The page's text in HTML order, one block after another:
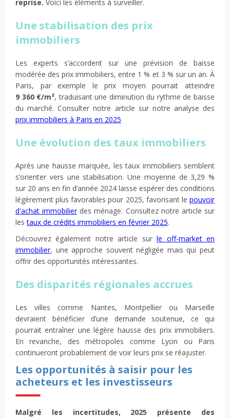
reprise. Voici les éléments à surveiller.
Une stabilisation des prix
immobiliers
Les experts s’accordent sur une prévision de baisse
modérée des prix immobiliers, entre 1 % et 3 % sur un an. À
Paris, par exemple le prix moyen pourrait atteindre
9 360 €/m², traduisant une diminution du rythme de baisse
du marché. Consulter notre article sur notre analyse des
prix immobiliers à Paris en 2025
Une évolution des taux immobiliers
Après une hausse marquée, les taux immobiliers semblent
s’orienter vers une stabilisation. Une moyenne de 3,29 %
sur 20 ans en fin d’année 2024 laisse espérer des conditions
légèrement plus favorables pour 2025, favorisant le pouvoir
d'achat immobilierdes ménage. Consultez notre article sur
lestaux de crédits immobiliers en février 2025.
Découvrez également notre article surle off-market en
immobilier, une approche souvent négligée mais qui peut
offrir des opportunités intéressantes.
Des disparités régionales accrues
Les villes comme Nantes, Montpellier ou Marseille
devraient bénéficier d’une demande soutenue, ce qui
pourrait entraîner une légère hausse des prix immobiliers.
En revanche, des métropoles comme Lyon ou Paris
continueront probablement de voir leurs prix se réajuster.
Les opportunités à saisir pour les
acheteurs et les investisseurs
Malgré les incertitudes, 2025 présente des